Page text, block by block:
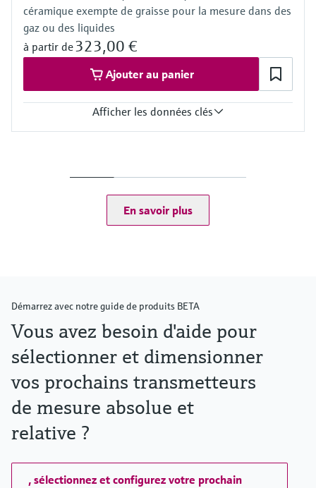
Séparateur:
-70°C...+400°C
(-94°F...+752°F)
Matériau de la membrane de process
Cellule de mesure
1 bar...400 bar
(14.5 psi...5800 psi)
céramique exempte de graisse pour la mesure dans des
gaz ou des liquides
à partir de323,00 €
Ajouter au panier
Afficher les données clés
En savoir plus
Démarrez avec notre guide de produits BETA
Vous avez besoin d'aide pour
sélectionner et dimensionner
vos prochains transmetteurs
de mesure absolue et
relative ?
, sélectionnez et configurez votre prochain